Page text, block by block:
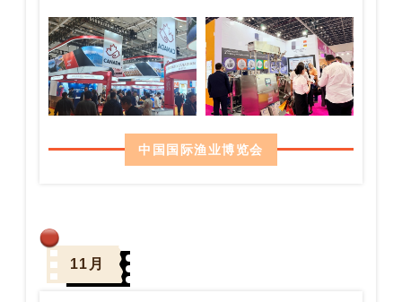
中国国际渔业博览会
11月